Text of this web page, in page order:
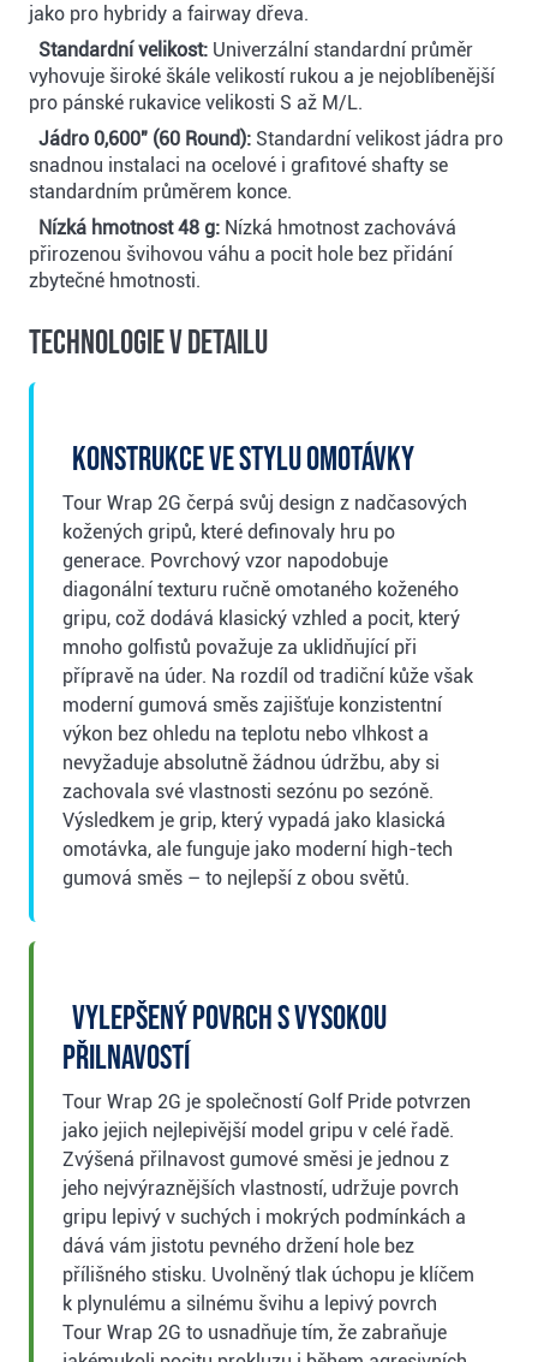
jako pro hybridy a fairway dřeva.
Standardní velikost: Univerzální standardní průměr
vyhovuje široké škále velikostí rukou a je nejoblíbenější
pro pánské rukavice velikosti S až M/L.
Jádro 0,600″ (60 Round): Standardní velikost jádra pro
snadnou instalaci na ocelové i grafitové shafty se
standardním průměrem konce.
Nízká hmotnost 48 g: Nízká hmotnost zachovává
přirozenou švihovou váhu a pocit hole bez přidání
zbytečné hmotnosti.
Technologie v detailu
Konstrukce ve stylu omotávky
Tour Wrap 2G čerpá svůj design z nadčasových
kožených gripů, které definovaly hru po
generace. Povrchový vzor napodobuje
diagonální texturu ručně omotaného koženého
gripu, což dodává klasický vzhled a pocit, který
mnoho golfistů považuje za uklidňující při
přípravě na úder. Na rozdíl od tradiční kůže však
moderní gumová směs zajišťuje konzistentní
výkon bez ohledu na teplotu nebo vlhkost a
nevyžaduje absolutně žádnou údržbu, aby si
zachovala své vlastnosti sezónu po sezóně.
Výsledkem je grip, který vypadá jako klasická
omotávka, ale funguje jako moderní high-tech
gumová směs – to nejlepší z obou světů.
Vylepšený povrch s vysokou
přilnavostí
Tour Wrap 2G je společností Golf Pride potvrzen
jako jejich nejlepivější model gripu v celé řadě.
Zvýšená přilnavost gumové směsi je jednou z
jeho nejvýraznějších vlastností, udržuje povrch
gripu lepivý v suchých i mokrých podmínkách a
dává vám jistotu pevného držení hole bez
přílišného stisku. Uvolněný tlak úchopu je klíčem
k plynulému a silnému švihu a lepivý povrch
Tour Wrap 2G to usnadňuje tím, že zabraňuje